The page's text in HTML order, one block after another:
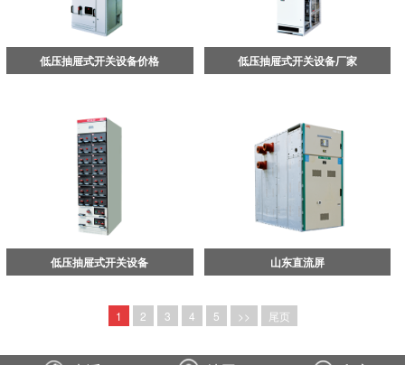
低压抽屉式开关设备价格 低压抽屉式开关设备厂家
低压抽屉式开关设备 山东直流屏
1 2 3 4 5 >> 尾页